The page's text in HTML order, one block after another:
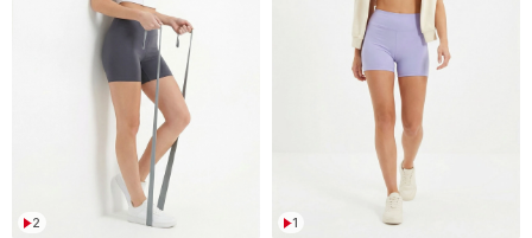
2 1